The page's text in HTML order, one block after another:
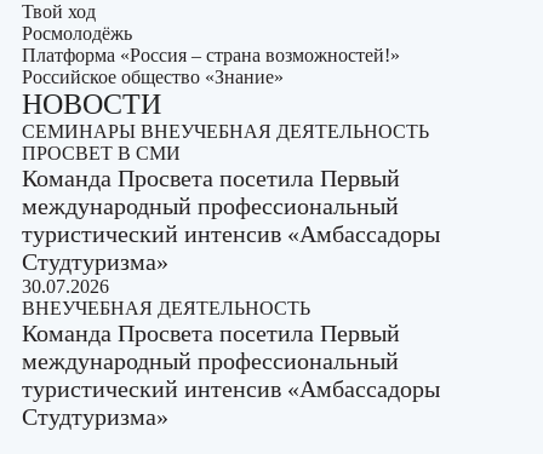
Твой ход
Росмолодёжь
Платформа «Россия – страна возможностей!»
Российское общество «Знание»
НОВОСТИ
СЕМИНАРЫ ВНЕУЧЕБНАЯ ДЕЯТЕЛЬНОСТЬ
ПРОСВЕТ В СМИ
Команда Просвета посетила Первый
международный профессиональный
туристический интенсив «Амбассадоры
Студтуризма»
30.07.2026
ВНЕУЧЕБНАЯ ДЕЯТЕЛЬНОСТЬ
Команда Просвета посетила Первый
международный профессиональный
туристический интенсив «Амбассадоры
Студтуризма»